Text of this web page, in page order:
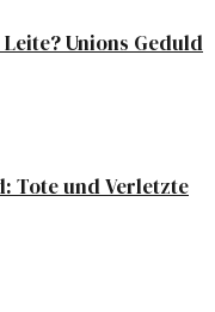
Unions Geduld
Tote und Verletzte